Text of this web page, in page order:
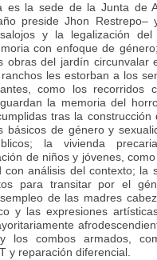
es la sede de la Junta de
preside Jhon Restrepo–
y la legalización del
con enfoque de
obras del jardín circunvalar
les estorban a los
como los recorridos
la memoria del
tras la construcción
básicos de género y
la vivienda
de niños y jóvenes,
con análisis del contexto; la
para transitar por el
de las madres
y las expresiones
los combos armados,
y reparación diferencial.